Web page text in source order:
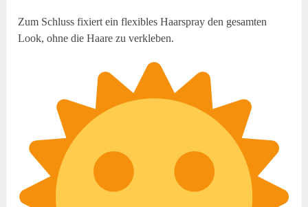
Zum Schluss fixiert ein flexibles Haarspray den gesamten
Look, ohne die Haare zu verkleben.